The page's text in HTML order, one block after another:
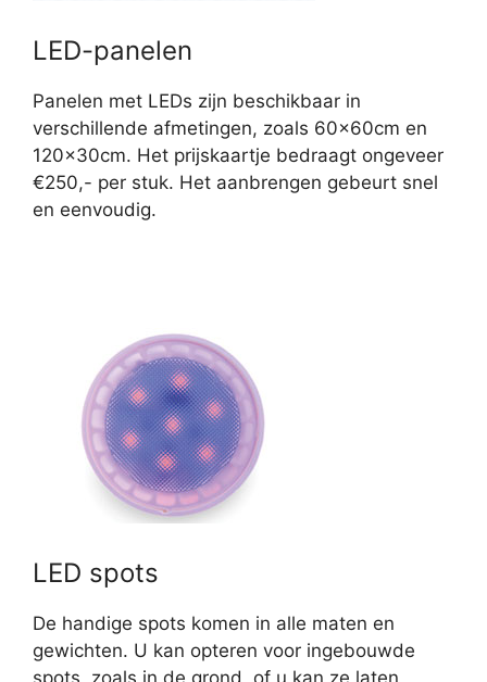
LED-panelen
Panelen met LEDs zijn beschikbaar in
verschillende afmetingen, zoals 60x60cm en
120x30cm. Het prijskaartje bedraagt ongeveer
€250,- per stuk. Het aanbrengen gebeurt snel
en eenvoudig.
LED spots
De handige spots komen in alle maten en
gewichten. U kan opteren voor ingebouwde